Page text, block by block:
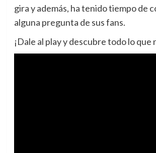
gira y además, ha tenido tiempo de
alguna pregunta de sus fans.
¡Dale al play y descubre todo lo que